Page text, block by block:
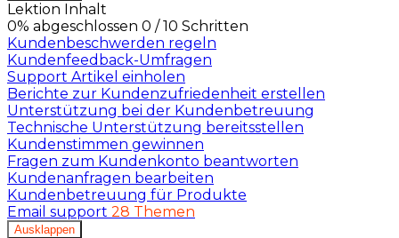
Lektion Inhalt
0% abgeschlossen 0 / 10 Schritten
Kundenbeschwerden regeln
Kundenfeedback-Umfragen
Support Artikel einholen
Berichte zur Kundenzufriedenheit erstellen
Unterstützung bei der Kundenbetreuung
Technische Unterstützung bereitsstellen
Kundenstimmen gewinnen
Fragen zum Kundenkonto beantworten
Kundenanfragen bearbeiten
Kundenbetreuung für Produkte
Email support 28 Themen
Ausklappen